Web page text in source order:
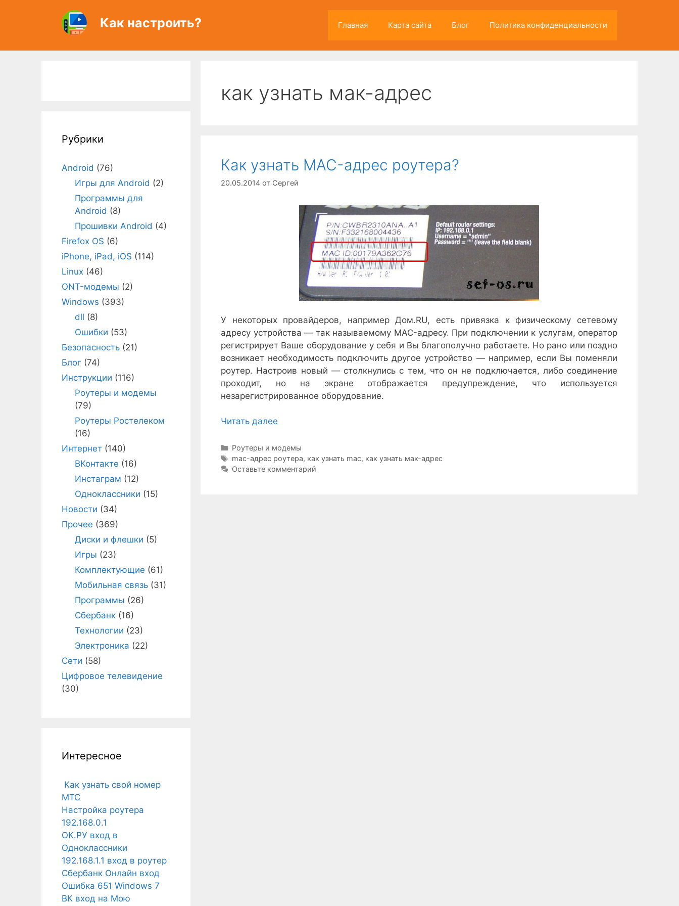
Как настроить? Главная Карта сайта Блог Политика конфиденциальности
как узнать мак-адрес
Как узнать MAC-адрес роутера?
20.05.2014 от Сергей
У некоторых провайдеров, например Дом.RU, есть привязка к физическому сетевому
адресу устройства — так называемому MAC-адресу. При подключении к услугам, оператор
регистрирует Ваше оборудование у себя и Вы благополучно работаете. Но рано или поздно
возникает необходимость подключить другое устройство — например, если Вы поменяли
роутер. Настроив новый — столкнулись с тем, что он не подключается, либо соединение
проходит, но на экране отображается предупреждение, что используется
незарегистрированное оборудование.
Читать далее
Рубрики
Роутеры и модемы
Метки
mac-адрес роутера, как узнать mac, как узнать мак-адрес
Оставьте комментарий
Рубрики
Android (76)
Игры для Android (2)
Программы для
Android (8)
Прошивки Android (4)
Firefox OS (6)
iPhone, iPad, iOS (114)
Linux (46)
ONT-модемы (2)
Windows (393)
dll (8)
Ошибки (53)
Безопасность (21)
Блог (74)
Инструкции (116)
Роутеры и модемы
(79)
Роутеры Ростелеком
(16)
Интернет (140)
ВКонтакте (16)
Инстаграм (12)
Одноклассники (15)
Новости (34)
Прочее (369)
Диски и флешки (5)
Игры (23)
Комплектующие (61)
Мобильная связь(31)
Программы (26)
Сбербанк(16)
Технологии (23)
Электроника (22)
Сети (58)
Цифровое телевидение
(30)
Интересное
Как узнать свой номер
МТС
Настройка роутера
192.168.0.1
ОК.РУ вход в
Одноклассники
192.168.1.1 вход в роутер
Сбербанк Онлайн вход
Ошибка 651 Windows 7
ВК вход на Мою